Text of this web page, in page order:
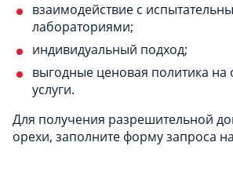
взаимодействие с
лабораториями;
индивидуальный подход;
выгодные ценовая политика
услуги.
Для получения разрешительной
орехи, заполните форму запроса